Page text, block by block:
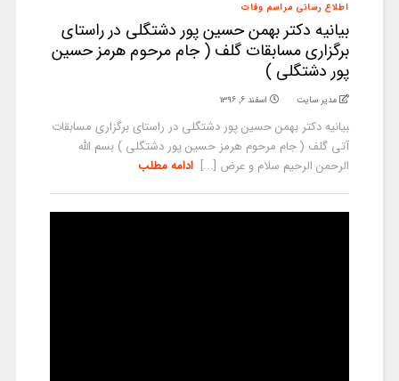
اطلاع رسانی مراسم وفات
بیانیه دکتر بهمن حسین پور دشتگلی در راستای
برگزاری مسابقات گلف ( جام مرحوم هرمز حسین
پور دشتگلی )
مدیر سایت اسفند ۶, ۱۳۹۶
‍بیانیه دکتر بهمن حسین پور دشتگلی در راستای برگزاری مسابقات
آتی گلف ( جام مرحوم هرمز حسین پور دشتگلی ) بسم الله
الرحمن الرحیم سلام و عرض [...] ادامه مطلب